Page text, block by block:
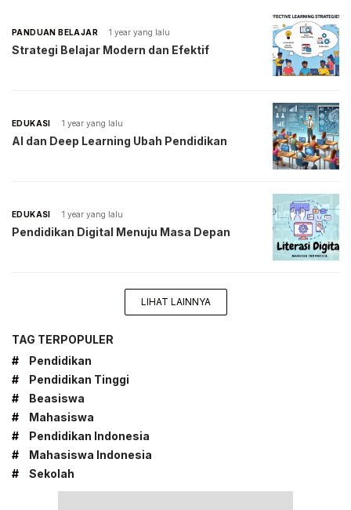
PANDUAN BELAJAR 1 year yang lalu
Strategi Belajar Modern dan Efektif
EDUKASI 1 year yang lalu
AI dan Deep Learning Ubah Pendidikan
EDUKASI 1 year yang lalu
Pendidikan Digital Menuju Masa Depan
LIHAT LAINNYA
TAG TERPOPULER
#
Pendidikan
#
Pendidikan Tinggi
#
Beasiswa
#
Mahasiswa
#
Pendidikan Indonesia
#
Mahasiswa Indonesia
#
Sekolah